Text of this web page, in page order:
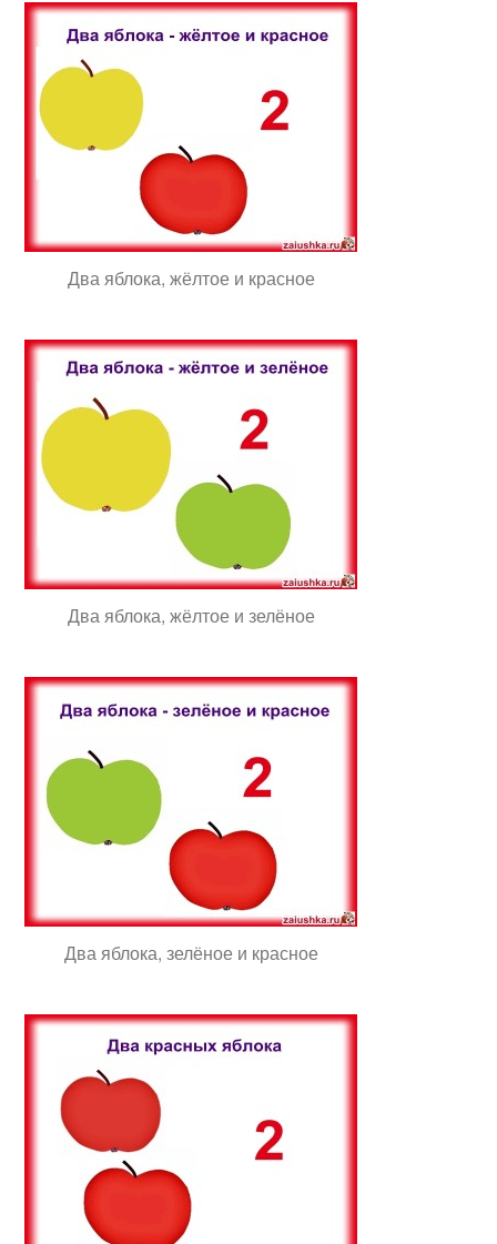
Два яблока, жёлтое и красное
Два яблока, жёлтое и зелёное
Два яблока, зелёное и красное